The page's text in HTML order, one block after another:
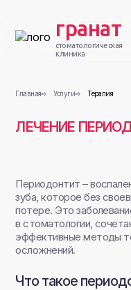
гранат
стоматологическая
клиника
Главная Услуги Терапия
ЛЕЧЕНИЕ
Периодонтит –
зуба, которое без
потере. Это
в стоматологии,
эффективные методы
осложнений.
Что такое